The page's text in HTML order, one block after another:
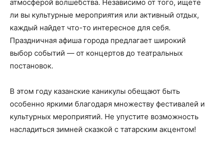
атмосферой волшебства. Независимо от того, ищете
ли вы культурные мероприятия или активный отдых,
каждый найдет что-то интересное для себя.
Праздничная афиша города предлагает широкий
выбор событий — от концертов до театральных
постановок.
В этом году казанские каникулы обещают быть
особенно яркими благодаря множеству фестивалей и
культурных мероприятий. Не упустите возможность
насладиться зимней сказкой с татарским акцентом!